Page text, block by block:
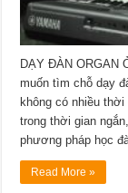
DẠY ĐÀN ORGAN
muốn tìm chỗ dạy
không có nhiều thời
trong thời gian
phương pháp học
Read More »